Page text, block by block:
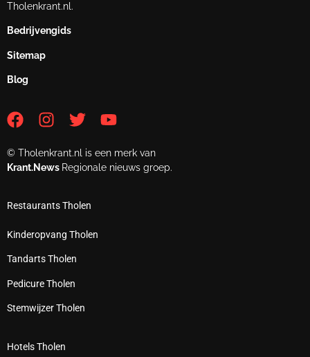
Tholenkrant.nl.
Bedrijvengids
Sitemap
Blog
© Tholenkrant.nl is een merk van
Krant.News Regionale nieuws groep.
Restaurants Tholen
Kinderopvang Tholen
Tandarts Tholen
Pedicure Tholen
Stemwijzer Tholen
Hotels Tholen